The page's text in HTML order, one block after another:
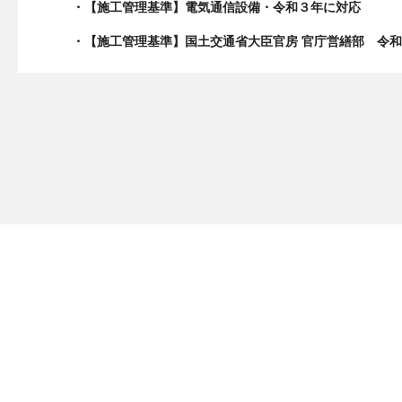
・【施工管理基準】電気通信設備・令和３年に対応
・【施工管理基準】国土交通省大臣官房 官庁営繕部 令